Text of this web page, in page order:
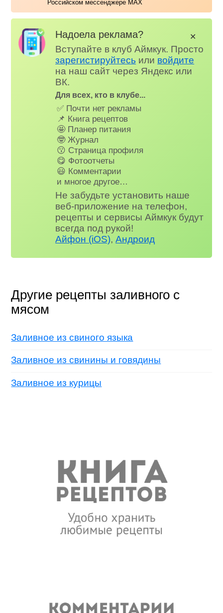
Российском мессенджере MAX
Надоела реклама?
Вступайте в клуб Аймкук. Просто
зарегистируйтесь или войдите
на наш сайт через Яндекс или
ВК.
Для всех, кто в клубе...
✅ Почти нет рекламы
📌 Книга рецептов
🤩 Планер питания
🤓 Журнал
😗 Страница профиля
😋 Фотоотчеты
😃 Комментарии
и многое другое…
Не забудьте установить наше
веб-приложение на телефон,
рецепты и сервисы Аймкук будут
всегда под рукой!
Айфон (iOS),Андроид
✕
Другие рецепты заливного с
мясом
Заливное из свиного языка
Заливное из свинины и говядины
Заливное из курицы